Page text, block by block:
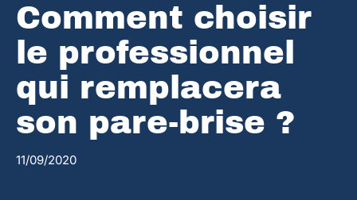
Comment choisir
le professionnel
qui remplacera
son pare-brise ?
11/09/2020